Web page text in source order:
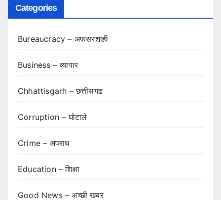
Categories
Bureaucracy – अफसरशाही
Business – व्यापार
Chhattisgarh – छत्तीसगढ
Corruption – घोटाले
Crime – अपराध
Education – शिक्षा
Good News – अच्छी खबर